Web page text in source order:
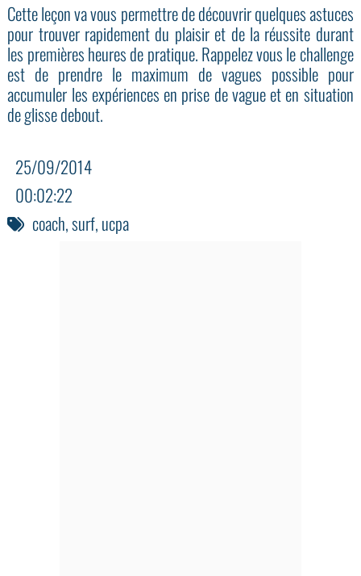
Cette leçon va vous permettre de découvrir quelques astuces
pour trouver rapidement du plaisir et de la réussite durant
les premières heures de pratique. Rappelez vous le challenge
est de prendre le maximum de vagues possible pour
accumuler les expériences en prise de vague et en situation
de glisse debout.
25/09/2014
00:02:22
coach,surf,ucpa